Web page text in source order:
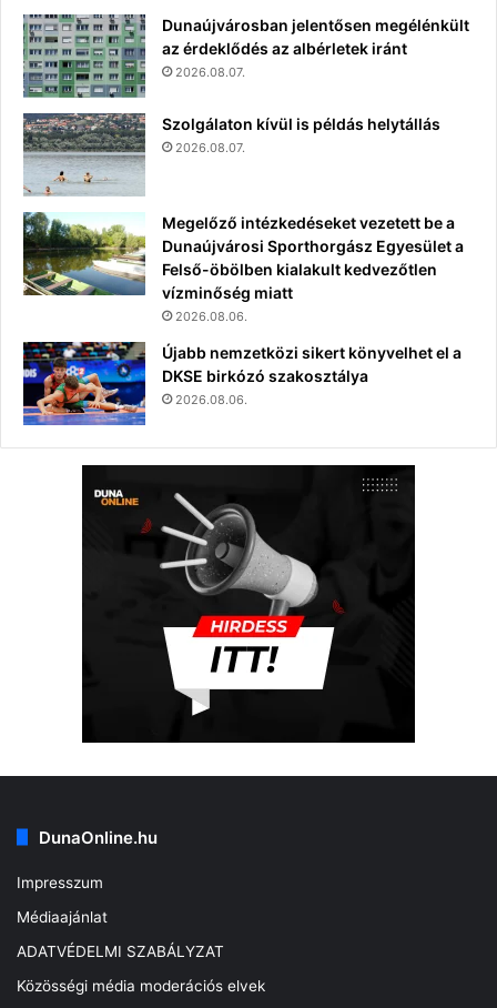
Dunaújvárosban jelentősen megélénkült
az érdeklődés az albérletek iránt
2026.08.07.
Szolgálaton kívül is példás helytállás
2026.08.07.
Megelőző intézkedéseket vezetett be a
Dunaújvárosi Sporthorgász Egyesület a
Felső-öbölben kialakult kedvezőtlen
vízminőség miatt
2026.08.06.
Újabb nemzetközi sikert könyvelhet el a
DKSE birkózó szakosztálya
2026.08.06.
DunaOnline.hu
Impresszum
Médiaajánlat
ADATVÉDELMI SZABÁLYZAT
Közösségi média moderációs elvek